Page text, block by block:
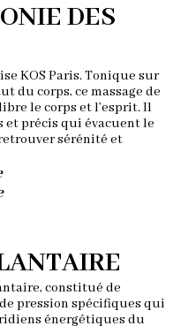
DES
KOS Paris. Tonique sur
du corps, ce massage de
le corps et l’esprit. Il
et précis qui évacuent le
sérénité et
constitué de
pression spécifiques qui
énergétiques du